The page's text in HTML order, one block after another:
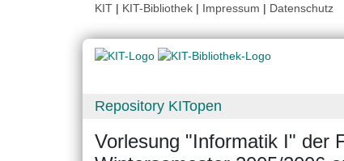
KIT | KIT-Bibliothek | Impressum | Datenschutz
Repository KITopen
Vorlesung "Informatik I" der